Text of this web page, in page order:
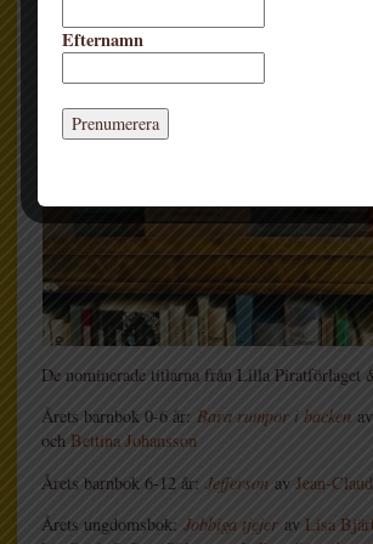
De nominerade titlarna från Lilla Piratförlaget
Årets barnbok 0-6 år:Bara rumpor i backen
ochBettina Johansson
Årets barnbok 6-12 år:Jefferson avJean-
Årets ungdomsbok:Jobbiga tjejer avLisa
Efternamn